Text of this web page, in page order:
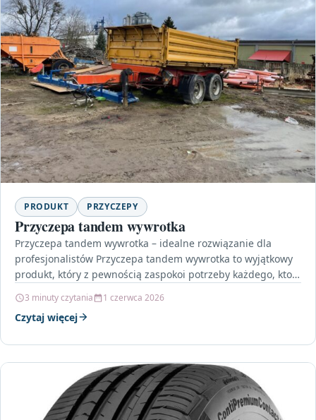
PRODUKT PRZYCZEPY
Przyczepa tandem wywrotka
Przyczepa tandem wywrotka – idealne rozwiązanie dla
profesjonalistów Przyczepa tandem wywrotka to wyjątkowy
produkt, który z pewnością zaspokoi potrzeby każdego, kto
3 minuty czytania 1 czerwca 2026
Czytaj więcej